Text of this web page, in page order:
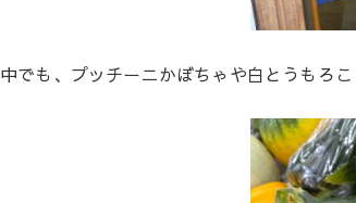
中でも、プッチーニかぼちゃや白とうもろ